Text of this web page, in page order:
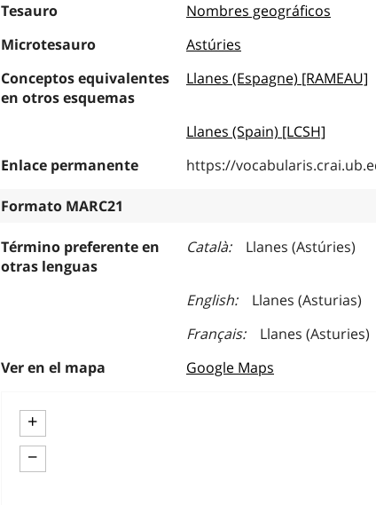
Tesauro
Nombres geográficos
Microtesauro
Astúries
Conceptos equivalentes
en otros esquemas
Llanes (Espagne) [RAMEAU]
Llanes (Spain) [LCSH]
Enlace permanente
https://
Formato MARC21
Término preferente en
otras lenguas
Català Llanes (Astúries)
English
Llanes (Asturias)
Français
Llanes (Asturies)
Ver en el mapa
Google Maps
+
−